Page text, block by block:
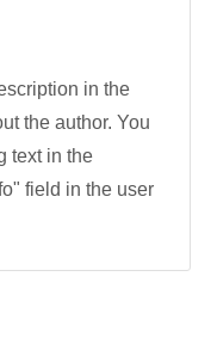
in the
the author. You
text in the
field in the user